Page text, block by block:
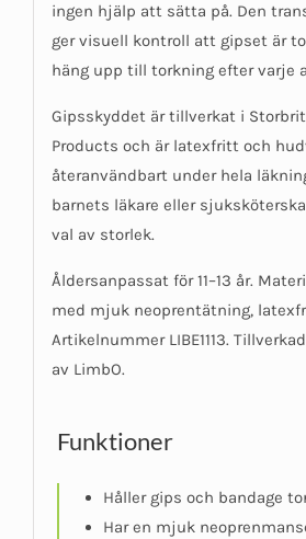
ingen hjälp att sätta på. Den
ger visuell kontroll att gipset är
häng upp till torkning efter varje
Gipsskyddet är tillverkat i
Products och är latexfritt och
återanvändbart under hela
barnets läkare eller
val av storlek.
Åldersanpassat för 11–13 år.
med mjuk neoprentätning,
Artikelnummer LIBE1113.
av LimbO.
Funktioner
Håller gips och bandage
Har en mjuk